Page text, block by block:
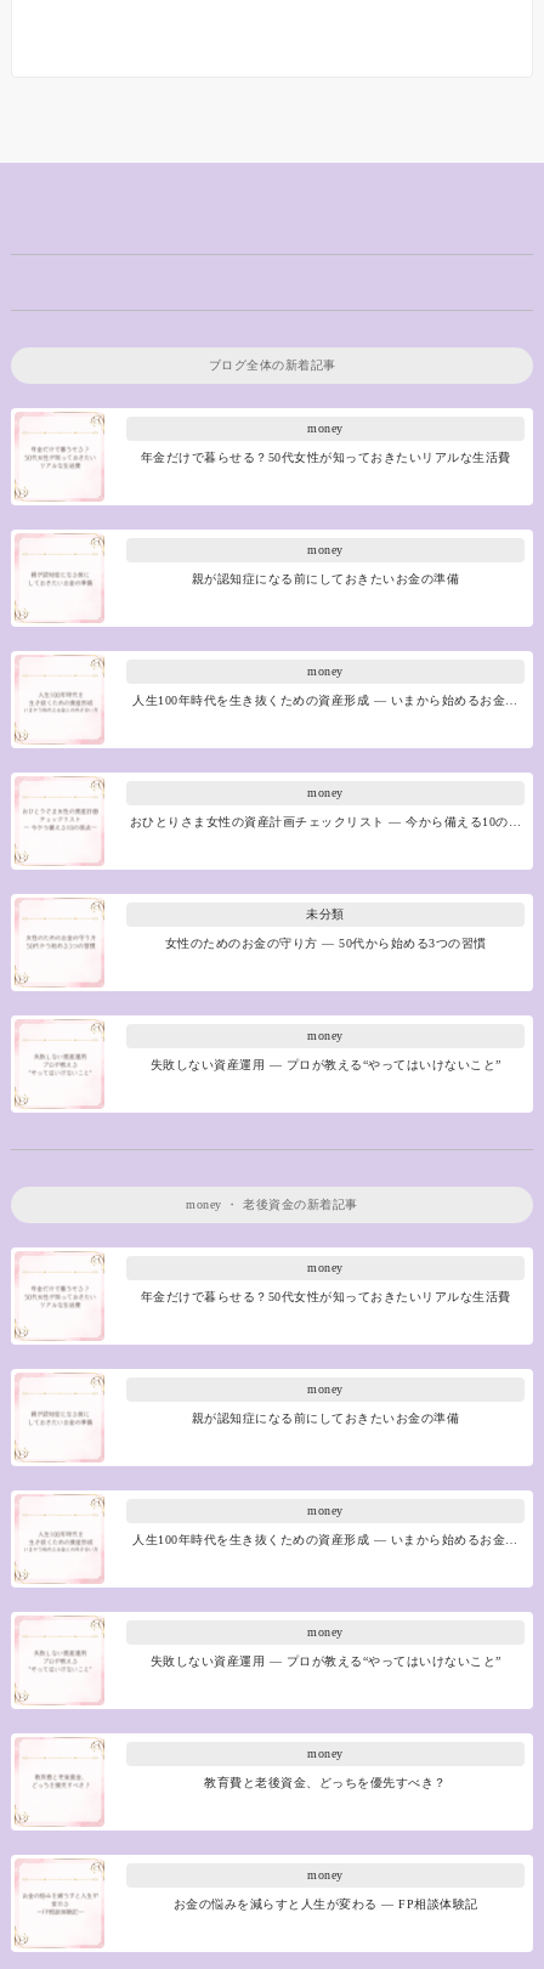
ブログ全体の新着記事
money
年金だけで暮らせる？50代女性が知っておきたいリアルな生活費
money
親が認知症になる前にしておきたいお金の準備
money
人生100年時代を生き抜くための資産形成 ― いまから始めるお金…
money
おひとりさま女性の資産計画チェックリスト ― 今から備える10の…
未分類
女性のためのお金の守り方 ― 50代から始める3つの習慣
money
失敗しない資産運用 ― プロが教える“やってはいけないこと”
money ・老後資金の新着記事
money
年金だけで暮らせる？50代女性が知っておきたいリアルな生活費
money
親が認知症になる前にしておきたいお金の準備
money
人生100年時代を生き抜くための資産形成 ― いまから始めるお金…
money
失敗しない資産運用 ― プロが教える“やってはいけないこと”
money
教育費と老後資金、どっちを優先すべき？
money
お金の悩みを減らすと人生が変わる ― FP相談体験記